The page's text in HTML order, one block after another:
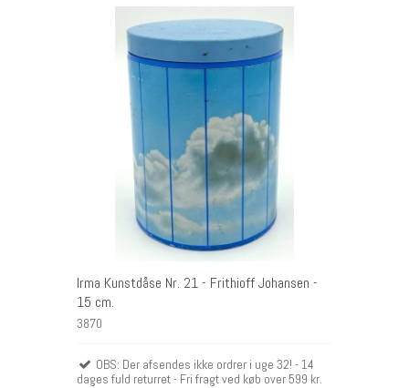
Irma Kunstdåse Nr. 21 - Frithioff Johansen -
15 cm.
3870
OBS: Der afsendes ikke ordrer i uge 32! - 14
dages fuld returret - Fri fragt ved køb over 599 kr.